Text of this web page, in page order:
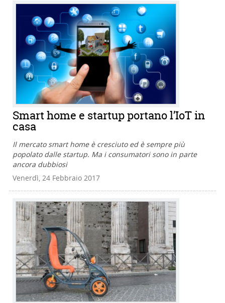
Smart home e startup portano l’IoT in
casa
Il mercato smart home è cresciuto ed è sempre più
popolato dalle startup. Ma i consumatori sono in parte
ancora dubbiosi
Venerdì, 24 Febbraio 2017